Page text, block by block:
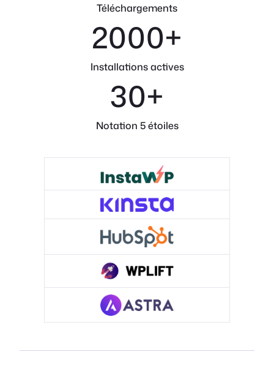
Téléchargements
2000+
Installations actives
30+
Notation 5 étoiles